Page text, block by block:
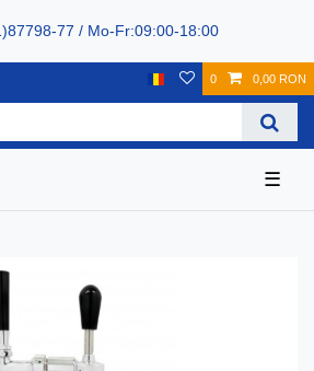
77 / Mo-Fr:09:00-18:00
0 0,00 RON
☰